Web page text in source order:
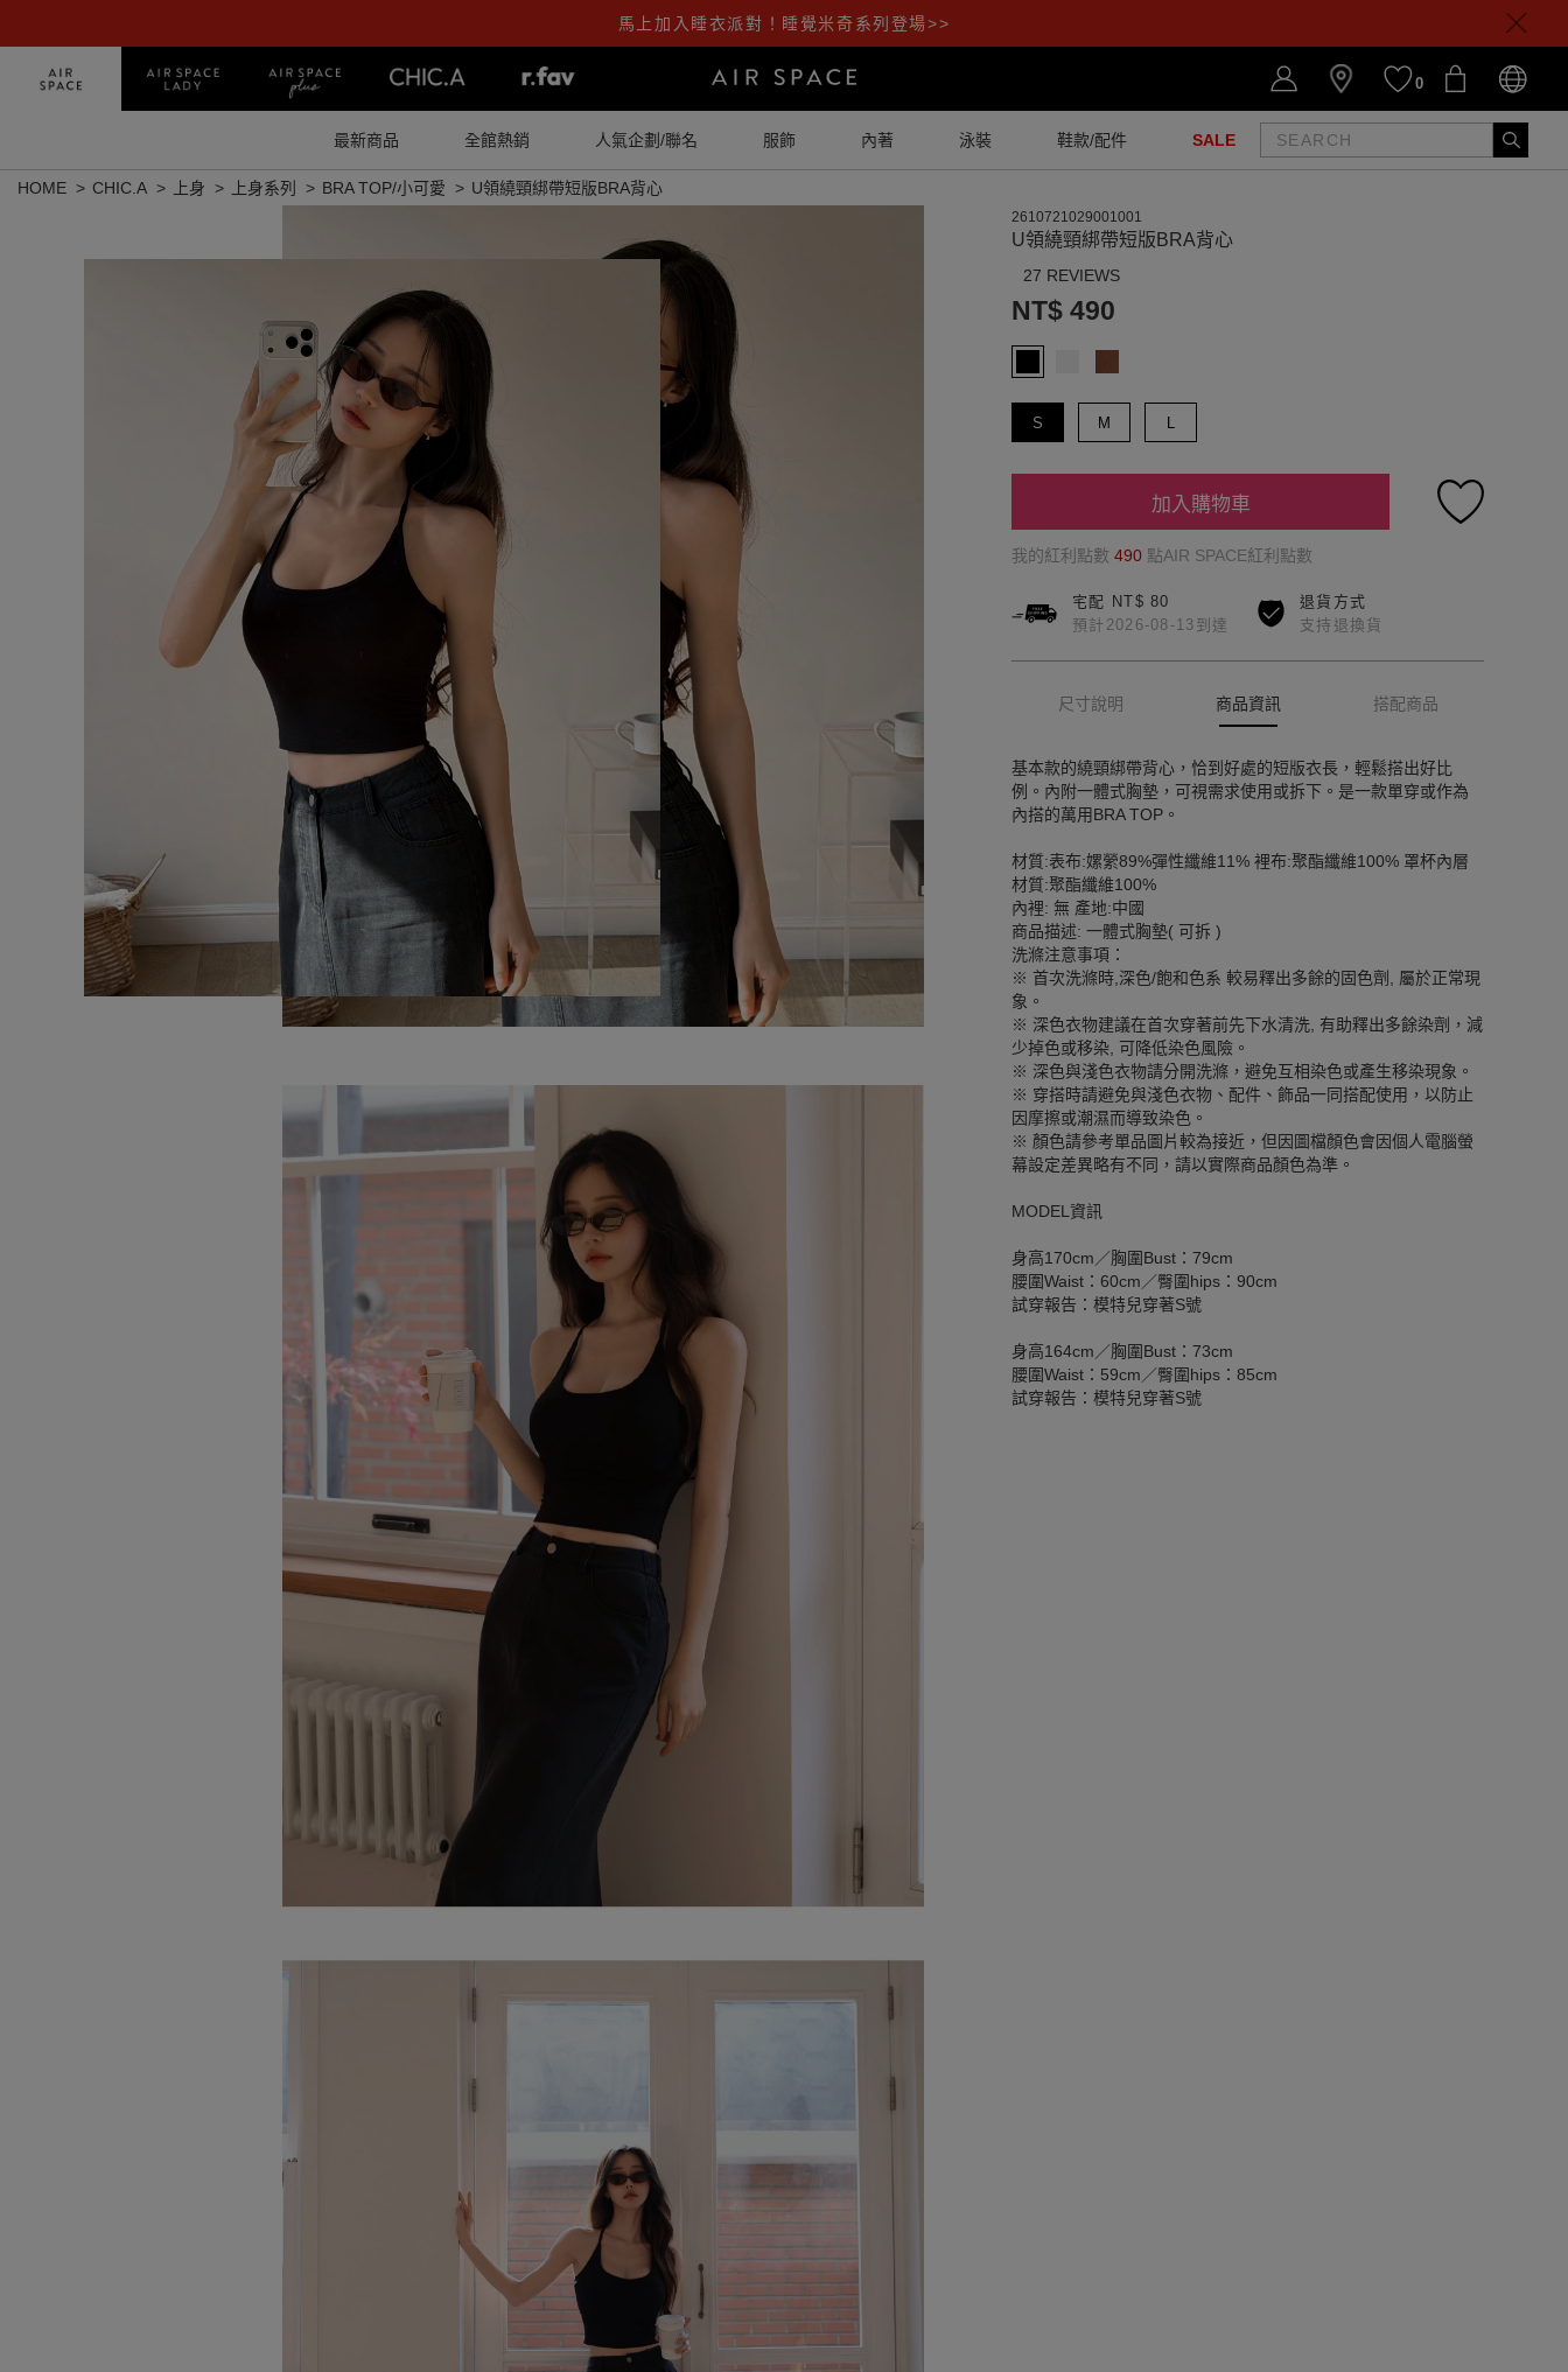
馬上加入睡衣派對！睡覺米奇系列登場>>
0
最新商品 全館熱銷 人氣企劃/聯名 服飾 內著 泳裝 鞋款/配件 SALE
HOME CHIC.A 上身 上身系列 BRA TOP/小可愛 U領繞頸綁帶短版BRA背心
2610721029001001
U領繞頸綁帶短版BRA背心
27 REVIEWS
NT$ 490
S M L
加入購物車
我的紅利點數 490 點AIR SPACE紅利點數
宅配 NT$ 80
預計2026-08-13到達
退貨方式
支持退換貨
尺寸說明 商品資訊 搭配商品
基本款的繞頸綁帶背心，恰到好處的短版衣長，輕鬆搭出好比
例。內附一體式胸墊，可視需求使用或拆下。是一款單穿或作為
內搭的萬用BRA TOP。
材質:表布:嫘縈89%彈性纖維11% 裡布:聚酯纖維100% 罩杯內層
材質:聚酯纖維100%
內裡: 無 產地:中國
商品描述: 一體式胸墊( 可拆 )
洗滌注意事項：
※ 首次洗滌時,深色/飽和色系 較易釋出多餘的固色劑, 屬於正常現
象。
※ 深色衣物建議在首次穿著前先下水清洗, 有助釋出多餘染劑，減
少掉色或移染, 可降低染色風險。
※ 深色與淺色衣物請分開洗滌，避免互相染色或產生移染現象。
※ 穿搭時請避免與淺色衣物、配件、飾品一同搭配使用，以防止
因摩擦或潮濕而導致染色。
※ 顏色請參考單品圖片較為接近，但因圖檔顏色會因個人電腦螢
幕設定差異略有不同，請以實際商品顏色為準。
MODEL資訊
身高170cm／胸圍Bust：79cm
腰圍Waist：60cm／臀圍hips：90cm
試穿報告：模特兒穿著S號
身高164cm／胸圍Bust：73cm
腰圍Waist：59cm／臀圍hips：85cm
試穿報告：模特兒穿著S號